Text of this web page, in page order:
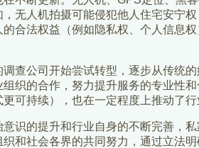
无人机拍摄可能侵犯他人住宅安宁
合法权益（例如隐私权、个人信息
公司开始尝试转型，逐步从传统的
织的合作，努力提升服务的专业性
可持续），也在一定程度上推动了行
的提升和行业自身的不断完善，私
和社会各界的共同努力，通过立法